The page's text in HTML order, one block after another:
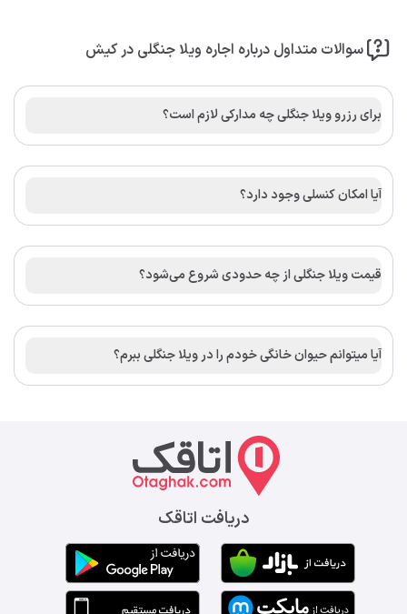
سوالات متداول درباره اجاره ویلا جنگلی در کیش
برای رزرو ویلا جنگلی چه مدارکی لازم است؟
آیا امکان کنسلی وجود دارد؟
قیمت ویلا جنگلی از چه حدودی شروع می‌شود؟
آیا میتوانم حیوان خانگی خودم را در ویلا جنگلی ببرم؟
دریافت اتاقک